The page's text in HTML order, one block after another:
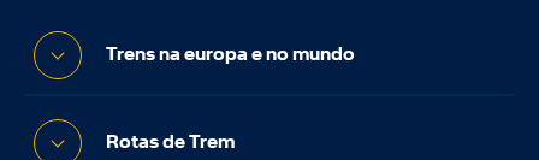
Trens na europa e no mundo
Rotas de Trem